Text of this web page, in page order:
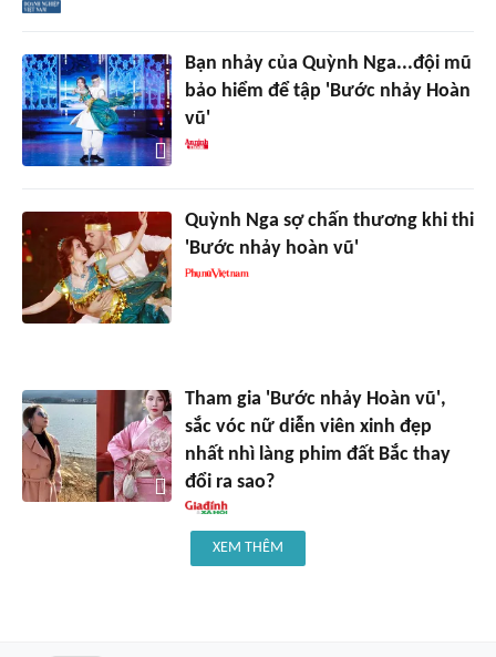
Bạn nhảy của Quỳnh Nga...đội mũ
bảo hiểm để tập 'Bước nhảy Hoàn
vũ'
Quỳnh Nga sợ chấn thương khi thi
'Bước nhảy hoàn vũ'
Tham gia 'Bước nhảy Hoàn vũ',
sắc vóc nữ diễn viên xinh đẹp
nhất nhì làng phim đất Bắc thay
đổi ra sao?
XEM THÊM